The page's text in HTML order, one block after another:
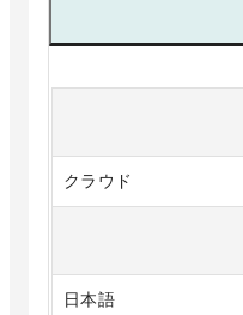
クラウド
日本語